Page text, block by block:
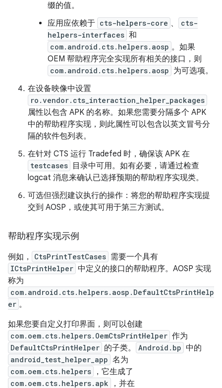
缀的值。
应用应依赖于 cts-helpers-core 、
cts-
helpers-interfaces 和
com.android.cts.helpers.aosp 。如果
OEM 帮助程序完全实现所有相关的接口，则
com.android.cts.helpers.aosp 为可选项。
在设备映像中设置
ro.vendor.cts_interaction_helper_packages
属性以包含 APK 的名称。如果您需要分隔多个 APK
中的帮助程序实现，则此属性可以包含以英文冒号分
隔的软件包列表。
在针对 CTS 运行 Tradefed 时，确保该 APK 在
testcases
目录中可用。如有必要，请通过检查
logcat 消息来确认已选择预期的帮助程序实现类。
可选但强烈建议执行的操作：将您的帮助程序实现提
交到 AOSP，或使其可用于第三方测试。
帮助程序实现示例
例如， CtsPrintTestCases 需要一个具有
ICtsPrintHelper 中定义的接口的帮助程序。AOSP 实现
称为
com.android.cts.helpers.aosp.DefaultCtsPrintHelp
er 。
如果您要自定义打印界面，则可以创建
com.oem.cts.helpers.OemCtsPrintHelper 作为
DefaultCtsPrintHelper 的子类。 Android.bp 中的
android_test_helper_app 名为
com.oem.cts.helpers ，它生成了
com.oem.cts.helpers.apk ，并在